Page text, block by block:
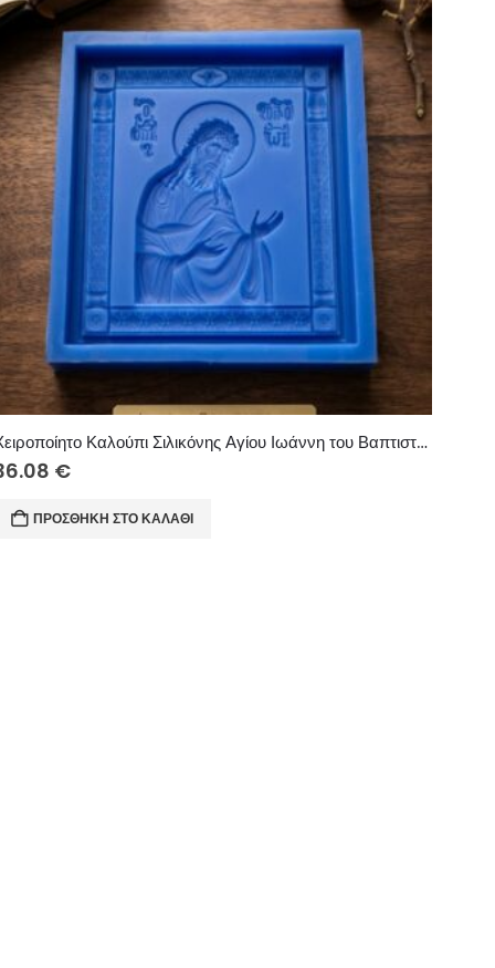
Χειροποίητο Καλούπι Σιλικόνης Αγίου Ιωάννη του Βαπτιστή – Ανάγλυφη Ορθόδοξη Εικόνα για Κερί, Γύψο & Ρητίνη
€
ΠΡΟΣΘΉΚΗ ΣΤΟ ΚΑΛΆΘΙ